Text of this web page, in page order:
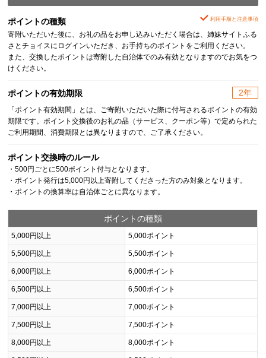
ポイントの種類 利用手順と注意事項
寄附いただいた後に、お礼の品をお申し込みいただく場合は、姉妹サイトふる
さとチョイスにログインいただき、お手持ちのポイントをご利用ください。
また、交換したポイントは寄附した自治体でのみ有効となりますのでお気をつ
けください。
ポイントの有効期限 2年
「ポイント有効期間」とは、ご寄附いただいた際に付与されるポイントの有効
期限です。ポイント交換後のお礼の品（サービス、クーポン等）で定められた
ご利用期間、消費期限とは異なりますので、ご了承ください。
ポイント交換時のルール
・500円ごとに500ポイント付与となります。
・ポイント発行は5,000円以上寄附してくださった方のみ対象となります。
・ポイントの換算率は自治体ごとに異なります。
ポイントの種類
5,000円以上 5,000ポイント
5,500円以上 5,500ポイント
6,000円以上 6,000ポイント
6,500円以上 6,500ポイント
7,000円以上 7,000ポイント
7,500円以上 7,500ポイント
8,000円以上 8,000ポイント